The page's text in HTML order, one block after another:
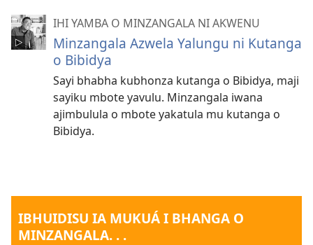
IHI YAMBA O MINZANGALA NI AKWENU
Minzangala Azwela Yalungu ni Kutanga
o Bibidya
Sayi bhabha kubhonza kutanga o Bibidya, maji
sayiku mbote yavulu. Minzangala iwana
ajimbulula o mbote yakatula mu kutanga o
Bibidya.
IBHUIDISU IA MUKUÁ I BHANGA O
MINZANGALA. . .